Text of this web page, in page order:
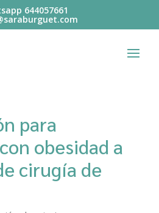
644057661‬
para
obesidad a
cirugía de